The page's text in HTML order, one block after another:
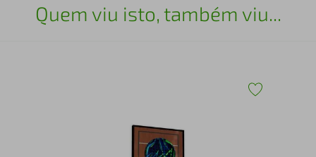
Quem viu isto, também viu...